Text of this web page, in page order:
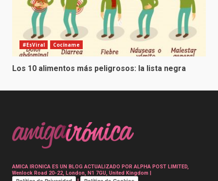
#EsViral Cocíname
Los 10 alimentos más peligrosos: la lista negra
AMICA IRONICA ES UN BLOG ACTUALIZADO POR ALPHA POST LIMITED,
Wenlock Road 20-22, London, N1 7GU, United Kingdom |